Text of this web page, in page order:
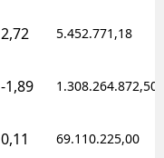
2,72 5.452.771,18
-1,89 1.308.264.872,50
0,11 69.110.225,00